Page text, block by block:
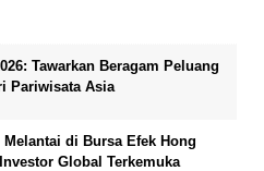
Tawarkan Beragam Peluang
Pariwisata Asia
di Bursa Efek Hong
Global Terkemuka